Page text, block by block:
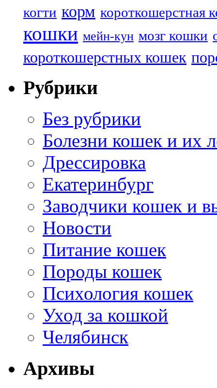
когти корм короткошерстная
кошки мейн-кун мозг кошки
короткошерстных кошек
Рубрики
Без рубрики
Болезни кошек и их
Дрессировка
Екатеринбург
Заводчики кошек и
Новости
Питание кошек
Породы кошек
Психология кошек
Уход за кошкой
Челябинск
Архивы